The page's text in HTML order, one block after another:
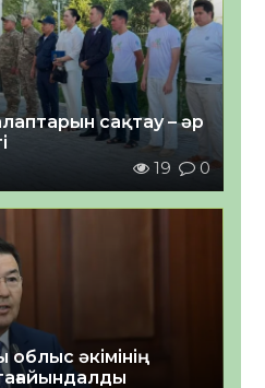
сақтау – әр
19 0
әкімінің